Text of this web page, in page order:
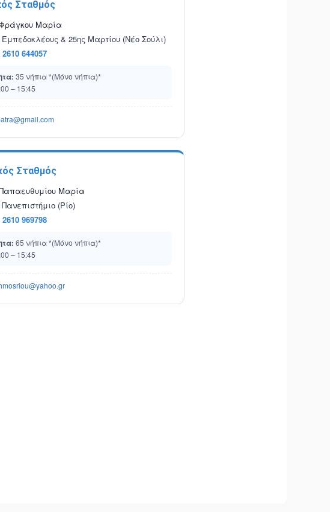
Σταθμός
Φράγκου Μαρία
Εμπεδοκλέους & 25ης Μαρτίου (Νέο Σούλι)
2610 644057
35 νήπια *(Μόνο νήπια)*
– 15:45
Σταθμός
Μαρία
Πανεπιστήμιο (Ρίο)
2610 969798
65 νήπια *(Μόνο νήπια)*
– 15:45